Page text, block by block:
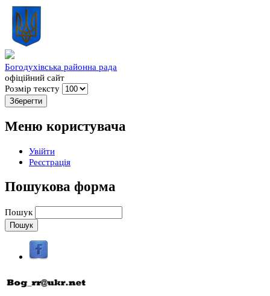
Богодухівська районна рада
офіційний сайт
Розмір тексту
Меню користувача
Увійти
Реєстрація
Пошукова форма
Пошук